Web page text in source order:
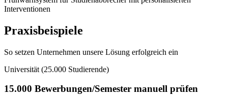
Interventionen
Praxisbeispiele
So setzen Unternehmen unsere Lösung erfolgreich ein
Universität (25.000 Studierende)
15.000 Bewerbungen/Semester manuell prüfen